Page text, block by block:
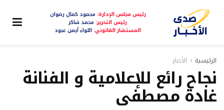
رئيس مجلس الإدارة: محمود كمال رضوان
رئيس التحرير: محمد شاكر
المستشار القانوني: اللواء أيمن عبود
الرئيسية الأخبار
نجاح رائع للإعلامية و الفنانة
غادة مصطفى